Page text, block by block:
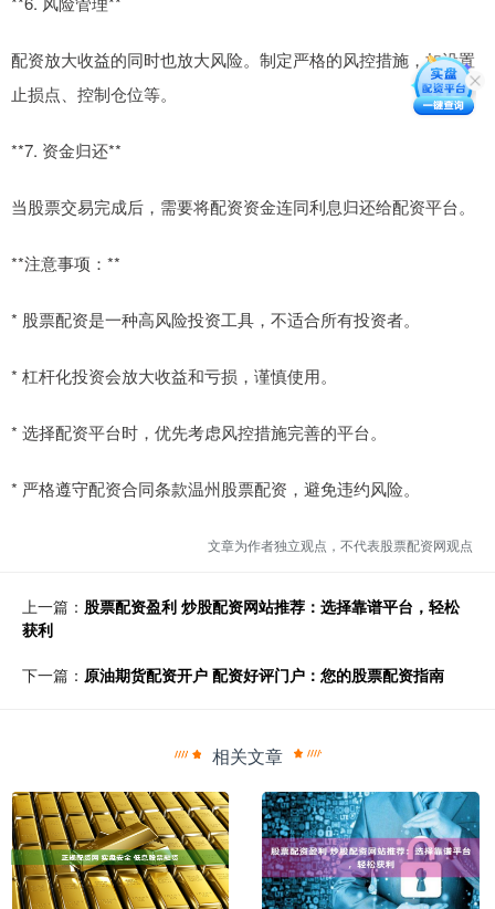
配资放大收益的同时也放大风险。制定严格的风控措施，如设置
止损点、控制仓位等。
**7. 资金归还**
当股票交易完成后，需要将配资资金连同利息归还给配资平台。
**注意事项：**
* 股票配资是一种高风险投资工具，不适合所有投资者。
* 杠杆化投资会放大收益和亏损，谨慎使用。
* 选择配资平台时，优先考虑风控措施完善的平台。
* 严格遵守配资合同条款温州股票配资，避免违约风险。
文章为作者独立观点，不代表股票配资网观点
上一篇： 股票配资盈利 炒股配资网站推荐：选择靠谱平台，轻松
获利
下一篇： 原油期货配资开户 配资好评门户：您的股票配资指南
相关文章